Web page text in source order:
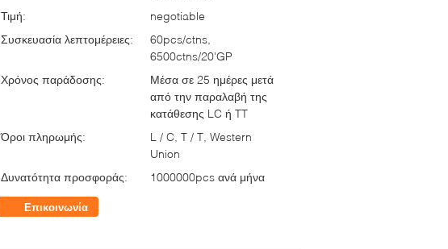
Τιμή:
negotiable
Συσκευασία λεπτομέρειες:
60pcs/ctns,
6500ctns/20'GP
Χρόνος παράδοσης:
Μέσα σε 25 ημέρες μετά
από την παραλαβή της
κατάθεσης LC ή TT
Όροι πληρωμής:
L / C, T / T, Western
Union
Δυνατότητα προσφοράς:
1000000pcs ανά μήνα
Επικοινωνία